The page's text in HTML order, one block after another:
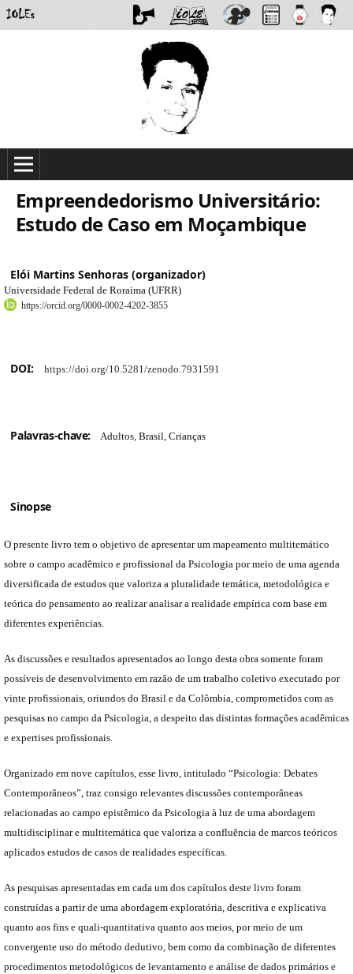
Empreendedorismo Universitário:
Estudo de Caso em Moçambique
Elói Martins Senhoras (organizador)
Universidade Federal de Roraima (UFRR)
https://orcid.org/0000-0002-4202-3855
DOI: https://doi.org/10.5281/zenodo.7931591
Palavras-chave: Adultos, Brasil, Crianças
Sinopse
O presente livro tem o objetivo de apresentar um mapeamento multitemático
sobre o campo acadêmico e profissional da Psicologia por meio de uma agenda
diversificada de estudos que valoriza a pluralidade temática, metodológica e
teórica do pensamento ao realizar analisar a realidade empírica com base em
diferentes experiências.
As discussões e resultados apresentados ao longo desta obra somente foram
possíveis de desenvolvimento em razão de um trabalho coletivo executado por
vinte profissionais, oriundos do Brasil e da Colômbia, comprometidos com as
pesquisas no campo da Psicologia, a despeito das distintas formações acadêmicas
e expertises profissionais.
Organizado em nove capítulos, esse livro, intitulado “Psicologia: Debates
Contemporâneos”, traz consigo relevantes discussões contemporâneas
relacionadas ao campo epistêmico da Psicologia à luz de uma abordagem
multidisciplinar e multitemática que valoriza a confluência de marcos teóricos
aplicados estudos de casos de realidades específicas.
As pesquisas apresentadas em cada um dos capítulos deste livro foram
construídas a partir de uma abordagem exploratória, descritiva e explicativa
quanto aos fins e quali-quantitativa quanto aos meios, por meio de um
convergente uso do método dedutivo, bem como da combinação de diferentes
procedimentos metodológicos de levantamento e análise de dados primários e